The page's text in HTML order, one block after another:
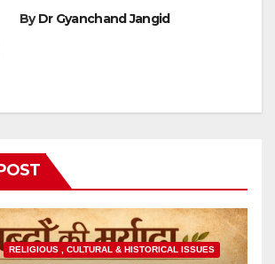
ByDr Gyanchand Jangid
RELIGIOUS , CULTURAL & HISTORICAL ISSUES